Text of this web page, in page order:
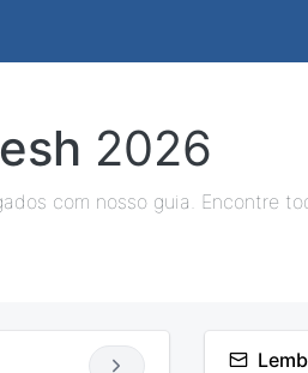
2026
com nosso guia. Encontre